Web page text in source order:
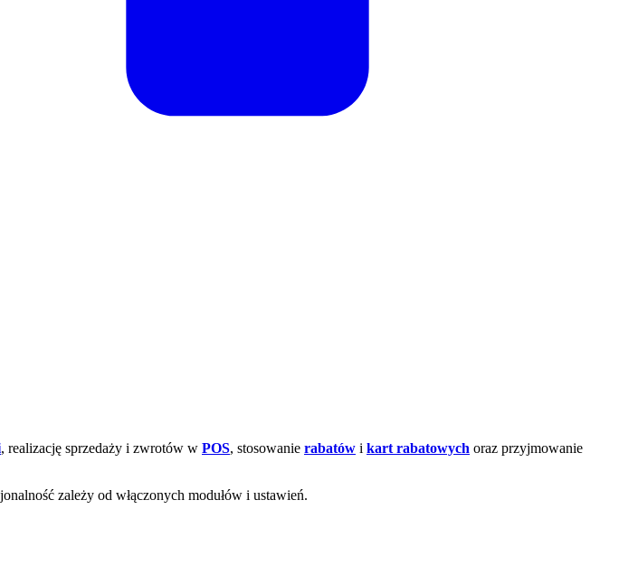
, realizację sprzedaży i zwrotów w POS, stosowanie rabatów i kart rabatowych oraz przyjmowanie
zależy od włączonych modułów i ustawień.